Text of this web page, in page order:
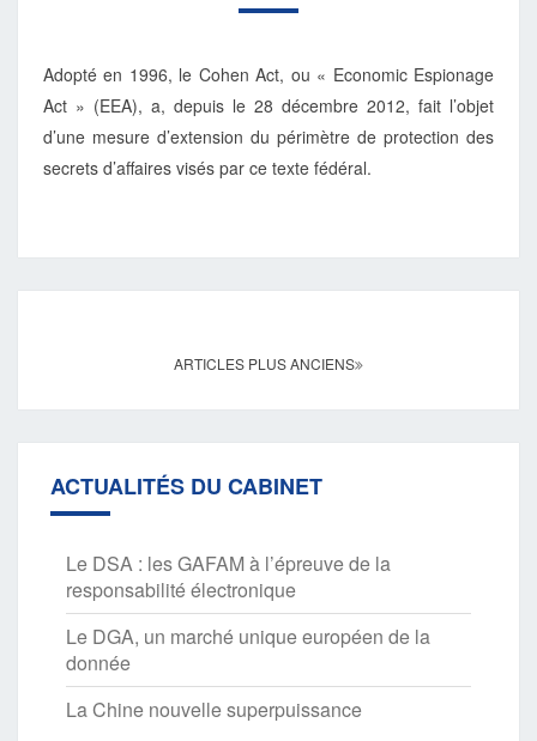
Adopté en 1996, le Cohen Act, ou « Economic Espionage
Act » (EEA), a, depuis le 28 décembre 2012, fait l’objet
d’une mesure d’extension du périmètre de protection des
secrets d’affaires visés par ce texte fédéral.
articles
ARTICLES PLUS ANCIENS
ACTUALITÉS DU CABINET
Le DSA : les GAFAM à l’épreuve de la
responsabilité électronique
Le DGA, un marché unique européen de la
donnée
La Chine nouvelle superpuissance